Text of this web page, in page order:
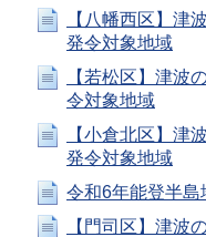
【八幡西区】津
発令対象地域
【若松区】津波
令対象地域
【小倉北区】津
発令対象地域
令和6年能登半島
【門司区】津波